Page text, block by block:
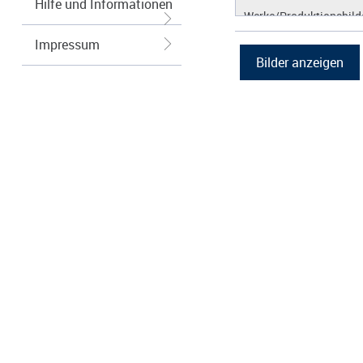
Hilfe und Informationen
Impressum
Werke/
Grafiken